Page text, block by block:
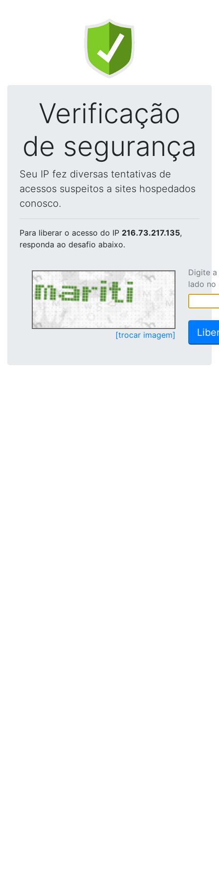
Verificação
de segurança
Seu IP fez diversas tentativas de
acessos suspeitos a sites hospedados
conosco.
Para liberar o acesso do IP 216.73.217.135,
responda ao desafio abaixo.
[trocar imagem]
Digite
lado no